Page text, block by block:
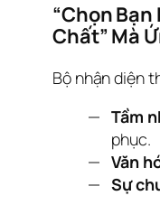
“Chọn Bạn
Chất” Mà
Bộ nhận diện
Tầm
phục.
Văn
Sự